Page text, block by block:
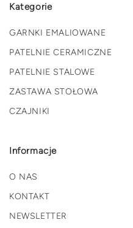
Kategorie
GARNKI EMALIOWANE
PATELNIE CERAMICZNE
PATELNIE STALOWE
ZASTAWA STOŁOWA
CZAJNIKI
Informacje
O NAS
KONTAKT
NEWSLETTER